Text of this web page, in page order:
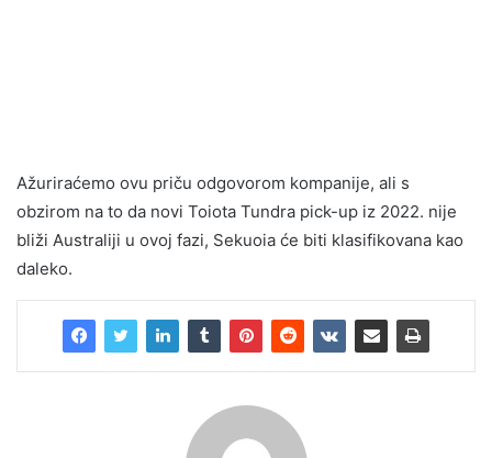
Ažuriraćemo ovu priču odgovorom kompanije, ali s
obzirom na to da novi Toiota Tundra pick-up iz 2022. nije
bliži Australiji u ovoj fazi, Sekuoia će biti klasifikovana kao
daleko.